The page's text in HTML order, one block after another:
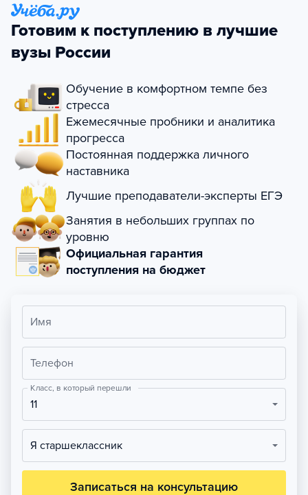
Готовим к поступлению в лучшие
вузы России
Обучение в комфортном темпе без
стресса
Ежемесячные пробники и аналитика
прогресса
Постоянная поддержка личного
наставника
Лучшие преподаватели-эксперты ЕГЭ
Занятия в небольших группах по
уровню
Официальная гарантия
поступления на бюджет
Имя
Телефон
Класс, в который перешли
11
Я старшеклассник
Записаться на консультацию